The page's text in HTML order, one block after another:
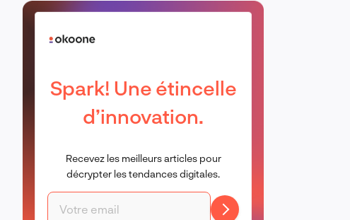
Spark! Une étincelle
d’innovation.
Recevez les meilleurs articles pour
décrypter les tendances digitales.